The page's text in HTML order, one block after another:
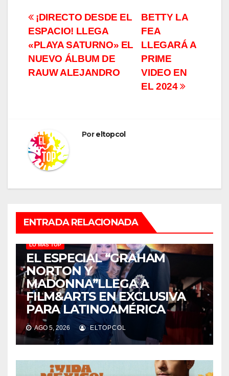
Navegación
de
entradas
BETTY LA
FEA
LLEGARÁ A
PRIME
VIDEO EN
EL 2024
¡DIRECTO DESDE EL
ESPACIO! LLEGA
«PLAYA SATURNO» EL
NUEVO ÁLBUM DE
RAUW ALEJANDRO
Poreltopcol
ENTRADA RELACIONADA
LO MÁS TOP
EL ESPECIAL “GRAHAM
NORTON Y
MADONNA”LLEGA A
FILM&ARTS EN EXCLUSIVA
PARA LATINOAMÉRICA
AGO 5, 2026 ELTOPCOL